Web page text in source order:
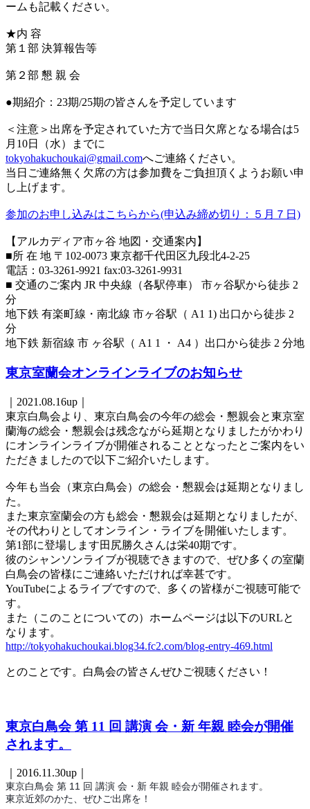
ームも記載ください。
★内 容
第１部 決算報告等
第２部 懇 親 会
●期紹介：23期/25期の皆さんを予定しています
＜注意＞出席を予定されていた方で当日欠席となる場合は5
月10日（水）までに
tokyohakuchoukai@gmail.comへご連絡ください。
当日ご連絡無く欠席の方は参加費をご負担頂くようお願い申
し上げます。
参加のお申し込みはこちらから(申込み締め切り：５月７日)
【アルカディア市ヶ谷 地図・交通案内】
■所 在 地 〒102-0073 東京都千代田区九段北4-2-25
電話：03-3261-9921 fax:03-3261-9931
■ 交通のご案内 JR 中央線（各駅停車） 市ヶ谷駅から徒歩 2
分
地下鉄 有楽町線・南北線 市ヶ谷駅（ A1 1) 出口から徒歩 2
分
地下鉄 新宿線 市 ヶ谷駅（ A1 1 ・ A4 ）出口から徒歩 2 分地
東京室蘭会オンラインライブのお知らせ
｜2021.08.16up｜
東京白鳥会より、東京白鳥会の今年の総会・懇親会と東京室
蘭海の総会・懇親会は残念ながら延期となりましたがかわり
にオンラインライブが開催されることとなったとご案内をい
ただきましたので以下ご紹介いたします。
今年も当会（東京白鳥会）の総会・懇親会は延期となりまし
た。
また東京室蘭会の方も総会・懇親会は延期となりましたが、
その代わりとしてオンライン・ライブを開催いたします。
第1部に登場します田尻勝久さんは栄40期です。
彼のシャンソンライブが視聴できますので、ぜひ多くの室蘭
白鳥会の皆様にご連絡いただければ幸甚です。
YouTubeによるライブですので、多くの皆様がご視聴可能で
す。
また（このことについての）ホームページは以下のURLと
なります。
http://tokyohakuchoukai.blog34.fc2.com/blog-entry-469.html
とのことです。白鳥会の皆さんぜひご視聴ください！
東京白鳥会 第 11 回 講演 会・新 年親 睦会が開催
されます。
｜2016.11.30up｜
東京白鳥会 第 11 回 講演 会・新 年親 睦会が開催されます。
東京近郊のかた、ぜひご出席を！